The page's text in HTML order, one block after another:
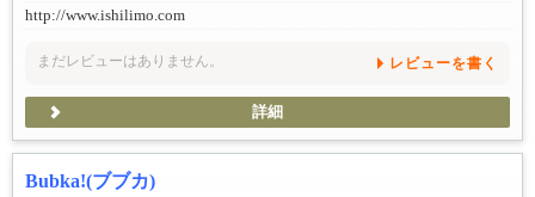
http://www.ishilimo.com
まだレビューはありません。 レビューを書く
詳細
Bubka!(ブブカ)